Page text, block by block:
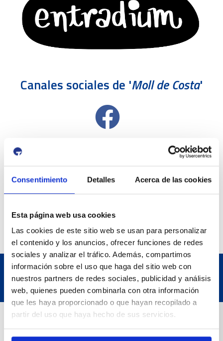
Consentimiento Detalles Acerca de las cookies
Esta página web usa cookies
Las cookies de este sitio web se usan para personalizar
el contenido y los anuncios, ofrecer funciones de redes
sociales y analizar el tráfico. Además, compartimos
información sobre el uso que haga del sitio web con
nuestros partners de redes sociales, publicidad y análisis
web, quienes pueden combinarla con otra información
que les haya proporcionado o que hayan recopilado a
partir del uso que haya hecho de sus servicios.
Canales sociales de 'Moll de Costa'
Datos de contacto